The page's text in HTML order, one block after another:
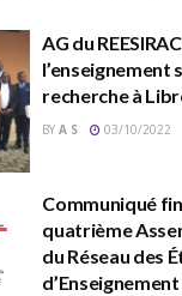
AG du
l’enseignement
recherche à
BY A S 03/10/2022
Communiqué
quatrième
du Réseau des